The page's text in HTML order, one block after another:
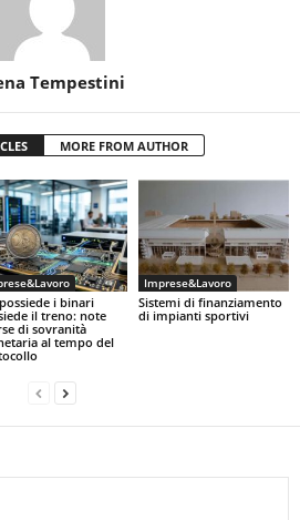
Tempestini
MORE FROM AUTHOR
i binari
il treno: note
di sovranità
al tempo del
Imprese&Lavoro
Sistemi di finanziamento
di impianti sportivi